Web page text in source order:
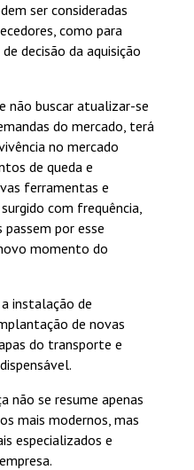
ser consideradas
como para
decisão da aquisição
não buscar atualizar-se
do mercado, terá
no mercado
de queda e
ferramentas e
com frequência,
por esse
momento do
instalação de
de novas
do transporte e
não se resume apenas
mais modernos, mas
especializados e